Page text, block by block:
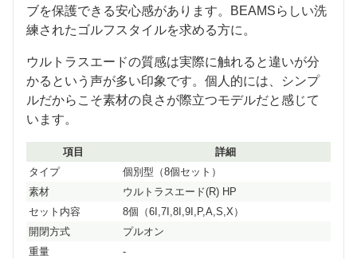
ブを保護できる安心感があります。BEAMSらしい洗
練されたゴルフスタイルを求める方に。
ウルトラスエードの質感は実際に触れると違いが分
かるという声が多い印象です。個人的には、シンプ
ルだからこそ素材の良さが際立つモデルだと感じて
います。
項目
詳細
タイプ
個別型（8個セット）
素材
ウルトラスエード(R) HP
セット内容
8個（6I,7I,8I,9I,P,A,S,X）
開閉方式
プルオン
重量
-